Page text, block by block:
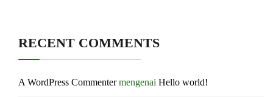
RECENT COMMENTS
A WordPress Commentermengenai Hello world!